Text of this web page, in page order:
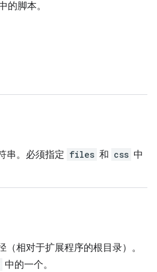
的脚本。
串。必须指定 files 和 css 中
（相对于扩展程序的根目录）。
中的一个。